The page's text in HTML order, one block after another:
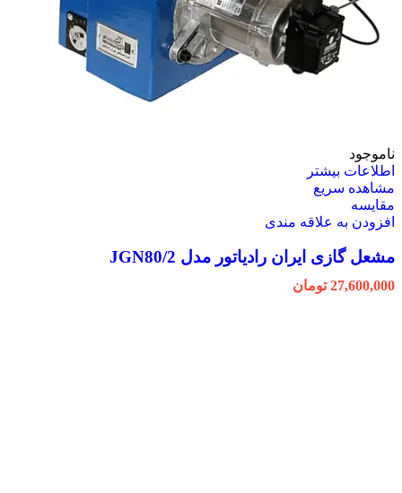
ناموجود
اطلاعات بیشتر
مشاهده سریع
مقایسه
افزودن به علاقه مندی
مشعل گازی ایران رادیاتور مدل JGN80/2
27,600,000 تومان